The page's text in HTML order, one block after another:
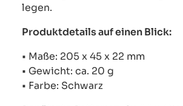
legen.
Produktdetails auf einen Blick:
• Maße: 205 x 45 x 22 mm
• Gewicht: ca. 20 g
• Farbe: Schwarz